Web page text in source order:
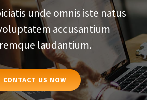
unde omnis iste natus
accusantium
laudantium.
CONTACT US NOW